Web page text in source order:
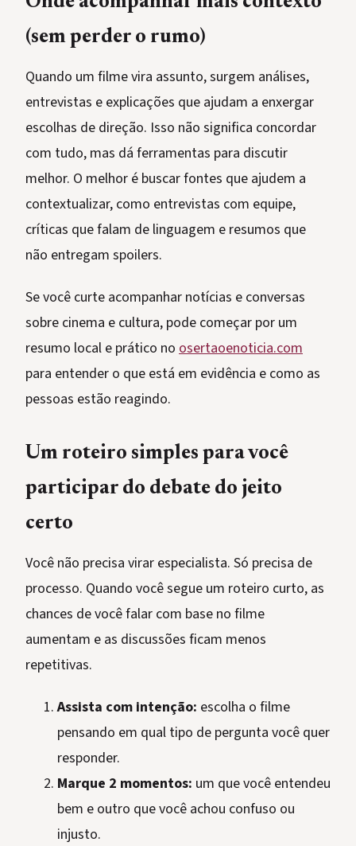
(sem perder o rumo)
Quando um filme vira assunto, surgem análises,
entrevistas e explicações que ajudam a enxergar
escolhas de direção. Isso não significa concordar
com tudo, mas dá ferramentas para discutir
melhor. O melhor é buscar fontes que ajudem a
contextualizar, como entrevistas com equipe,
críticas que falam de linguagem e resumos que
não entregam spoilers.
Se você curte acompanhar notícias e conversas
sobre cinema e cultura, pode começar por um
resumo local e prático no osertaoenoticia.com
para entender o que está em evidência e como as
pessoas estão reagindo.
Um roteiro simples para você
participar do debate do jeito
certo
Você não precisa virar especialista. Só precisa de
processo. Quando você segue um roteiro curto, as
chances de você falar com base no filme
aumentam e as discussões ficam menos
repetitivas.
Assista com intenção: escolha o filme
pensando em qual tipo de pergunta você quer
responder.
Marque 2 momentos: um que você entendeu
bem e outro que você achou confuso ou
injusto.